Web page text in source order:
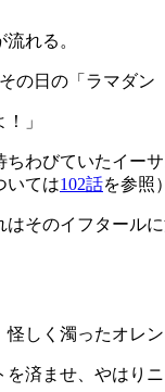
れる。
の日の「ラマダ
」
わびていたイー
いては102話を参照
そのイフタール
しく濁ったオレ
済ませ、やは